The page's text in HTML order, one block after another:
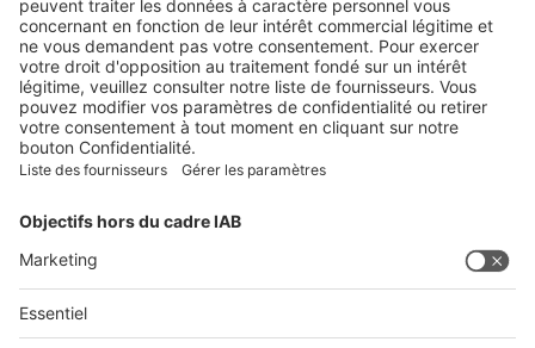
Tel. +41 62 388 85 88
pharmacovigilance@spirig-healthcare.ch
SUIVEZ-NOUS SUR
Conditions générales